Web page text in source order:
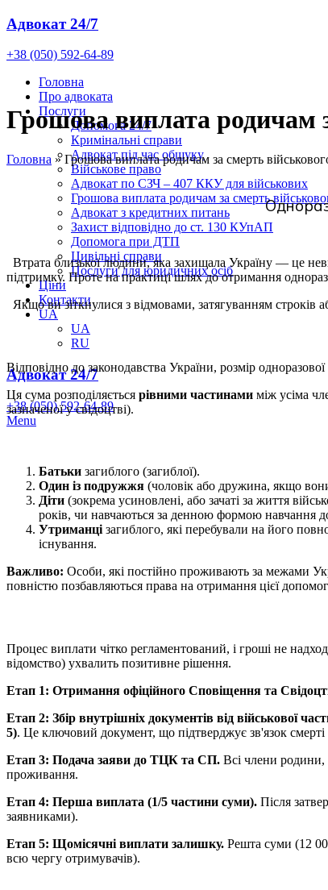
Адвокат 24/7
+38 (050) 592-64-89
Головна
Про адвоката
Послуги
Допомога 24/7
Кримінальні справи
Адвокат під час обшуку
Військове право
Адвокат по СЗЧ – 407 ККУ для військових
Грошова виплата родичам за смерть
Адвокат з кредитних питань
Захист відповідно до ст. 130 КУпАП
Допомога при ДТП
Цивільні справи
Послуги для юридичних осіб
Ціни
Контакти
UA
UA
RU
Адвокат 24/7
+38 (050) 592-64-89
Menu
Грошова виплата родичам
Головна »Грошова виплата родичам за смерть
Втрата близької людини, яка захищала Україну — це
підтримку. Проте на практиці шлях до отримання
Якщо ви зіткнулися з відмовами, затягуванням строків
Відповідно до законодавства України, розмір
Ця сума розподіляється рівними частинами між усіма
зазначеної у свідоцтві).
Батьки загиблого (загиблої).
Один із подружжя (чоловік або дружина, якщо
Діти (зокрема усиновлені, або зачаті за життя
років, чи навчаються за денною формою навчання
Утриманці загиблого, які перебували на його
існування.
Важливо: Особи, які постійно проживають за межами
повністю позбавляються права на отримання цієї
Процес виплати чітко регламентований, і гроші не
відомство) ухвалить позитивне рішення.
Етап 1: Отримання офіційного Сповіщення та
Етап 2: Збір внутрішніх документів від військової
5). Це ключовий документ, що підтверджує зв'язок смерті
Етап 3: Подача заяви до ТЦК та СП. Всі члени родини,
проживання.
Етап 4: Перша виплата (1/5 частини суми). Після
заявниками).
Етап 5: Щомісячні виплати залишку. Решта суми (12
всю чергу отримувачів).